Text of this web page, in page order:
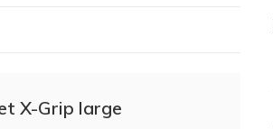
X-Grip large